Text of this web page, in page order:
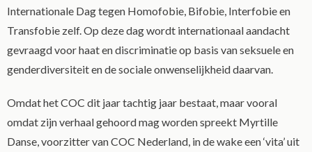
Internationale Dag tegen Homofobie, Bifobie, Interfobie en
Transfobie zelf. Op deze dag wordt internationaal aandacht
gevraagd voor haat en discriminatie op basis van seksuele en
genderdiversiteit en de sociale onwenselijkheid daarvan.
Omdat het COC dit jaar tachtig jaar bestaat, maar vooral
omdat zijn verhaal gehoord mag worden spreekt Myrtille
Danse, voorzitter van COC Nederland, in de wake een ‘vita’ uit